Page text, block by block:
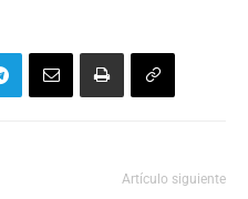
Artículo siguiente